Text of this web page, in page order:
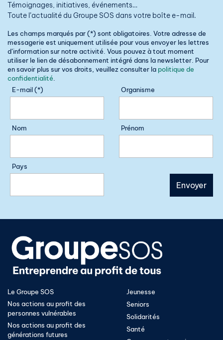
Témoignages, initiatives, événements…
Toute l’actualité du Groupe SOS dans votre boîte e-mail.
Les champs marqués par (*) sont obligatoires. Votre adresse de
messagerie est uniquement utilisée pour vous envoyer les lettres
d’information sur notre activité. Vous pouvez à tout moment
utiliser le lien de désabonnement intégré dans la newsletter. Pour
en savoir plus sur vos droits, veuillez consulter la politique de
confidentialité.
E-mail (*)
Organisme
Nom Prénom
Pays
Le Groupe SOS
Nos actions au profit des
personnes vulnérables
Nos actions au profit des
générations futures
Jeunesse
Seniors
Solidarités
Santé